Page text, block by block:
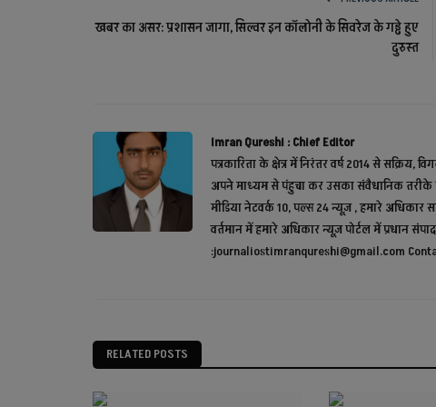
खबर का असर: प्रशासन जागा, सिल्वर इन कॉलोनी के सिवरेज के गड्ढे हुए
दुरुस्त
Imran Qureshi : Chief Editor
पत्रकारिता के क्षेत्र में निरंतर वर्ष 2014 से
अपने माध्यम से पंहुचा कर उसका संवैधानिक तरीके
मीडिया नेटवर्क 10, पल्स 24 न्यूज़ , हमारे
वर्तमान में हमारे अधिकार न्यूज़ पोर्टल में प्रधान
:journaliostimranqureshi@gmail.com
RELATED POSTS
Mp Human Right Commission, Manav Adhikar Aayog, Hindi News,